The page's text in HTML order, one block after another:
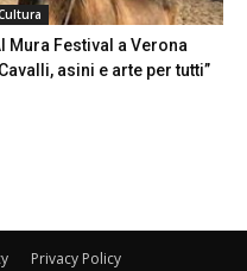
Mura Festival a Verona
asini e arte per tutti”
Privacy Policy